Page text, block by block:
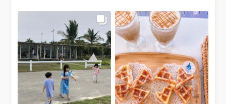
去體驗水上設施了🌝 . «漂浮水
果茶» ➜忘記是不是這個名字了
🥲 «鳳梨冰茶🍍» ➜這個我也忘
了🥲 «當季水果鬆餅» ➜小金毛
特愛點的鬆餅類型甜點 «重乳酪
蛋糕» ➜很適合分著吃的小甜點
#屏東美食 #屏東景點 #屏東 #
屏東甜點 #屏東咖啡廳 #屏東蛋
糕 #屏東下午茶 #屏東下午茶☕️
#大鵬灣 #大鵬灣咖啡廳 #東港
#東港咖啡廳 #東港美食 #風帆
咖啡